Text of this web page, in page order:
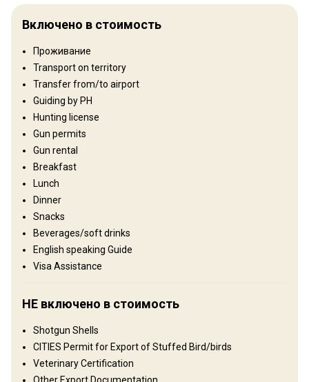
Тип ограждения:
Размер территории:
20 sq km
Язык персонала:
Открытие:
2015 год
Рельеф территории
Равнины: 80%, Холмы: 20%
Ландшафт территории
Поля/Кустарники: 50%, Лес: 50%
Где Вы остановитесь
Base camp
Cabin with proper Beds/ Hot water/ Shower (In-suite).
Включено в стоимость
Проживание
Transport on territory
Transfer from/to airport
Guiding by PH
Hunting license
Gun permits
Gun rental
Breakfast
Lunch
Dinner
Snacks
Beverages/soft drinks
English speaking Guide
Visa Assistance
НЕ включено в стоимость
Shotgun Shells
CITIES Permit for Export of Stuffed Bird/birds
Veterinary Certification